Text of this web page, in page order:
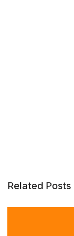
Related Posts